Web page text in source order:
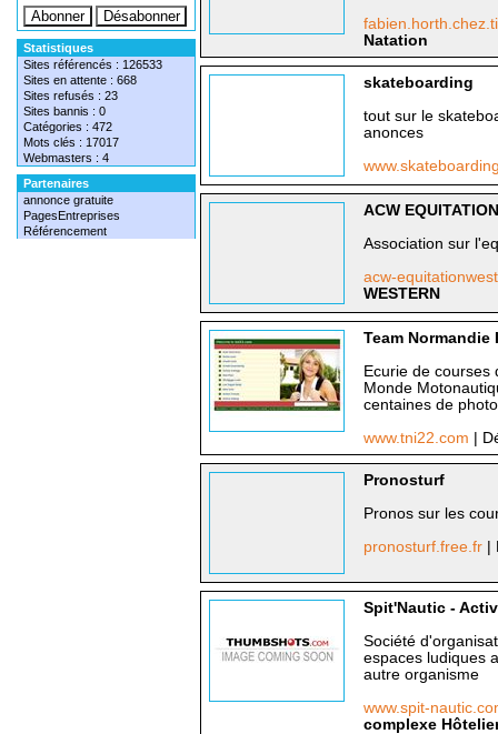
Statistiques
Sites référencés : 126533
Sites en attente : 668
Sites refusés : 23
Sites bannis : 0
Catégories : 472
Mots clés : 17017
Webmasters : 4
Partenaires
annonce gratuite
PagesEntreprises
Référencement
Natation
skateboarding
tout sur le
anonces
ACW
Association sur
acw-
WESTERN
Team Normandie
Ecurie de
Monde
centaines de
www.tni22.com
|
Pronosturf
Pronos sur les
pronosturf.free.fr
Spit'Nautic -
Société
espaces ludiques
autre organisme
www.spit-
complexe